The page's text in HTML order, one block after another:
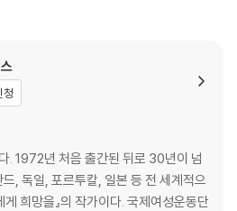
정신만 있다면, 우리가 세상과 자기 자신
지 않는다면, 그건 중대한 실수다.” -키커
)이 배워야 할, 무언가를 때때로 엉망으
이다.
황금도깨비상 수상작 (2019년 제25회
청
. 1972년 처음 출간된 뒤로 30년이 넘
, 독일, 포르투칼, 일본 등 전 세계적으
게 희망을』의 작가이다. 국제여성운동단